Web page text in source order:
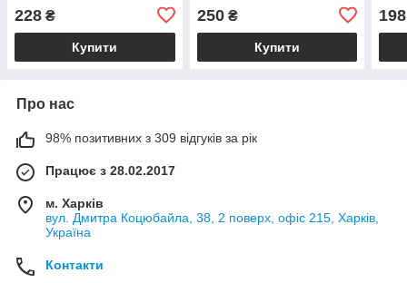
228 ₴
Купити
250₴
Купити
198
Про нас
98% позитивних з 309 відгуків за рік
Працює з 28.02.2017
м. Харків
вул. Дмитра Коцюбайла, 38, 2 поверх, офіс 215, Харків,
Україна
Контакти